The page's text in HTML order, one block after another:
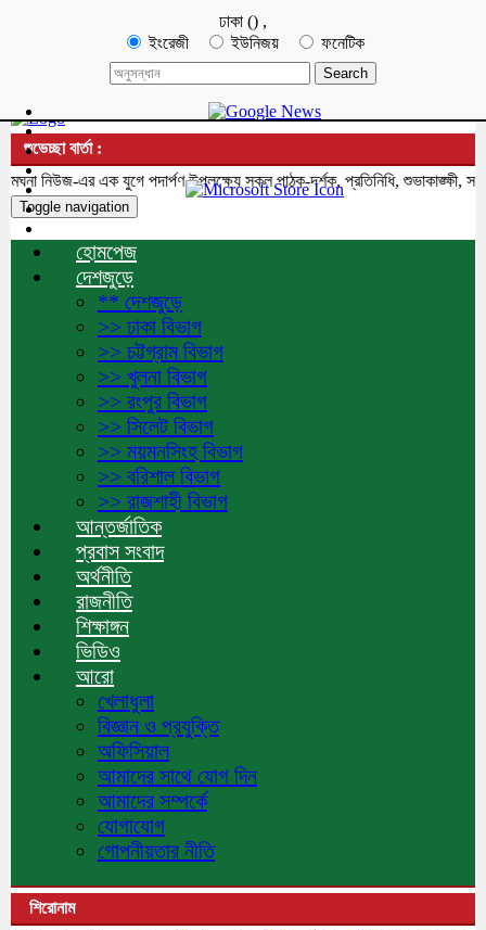
ঢাকা () ,
ইংরেজী
ইউনিজয় ফনেটিক
শুভেচ্ছা বার্তা :
নিউজ-এর এক যুগে পদার্পণ উপলক্ষ্যে সকল পাঠক-দর্শক, প্রতিনিধি, শুভাকাঙ্ক্ষী,
Toggle navigation
হোমপেজ
দেশজুড়ে
** দেশজুড়ে
>> ঢাকা বিভাগ
>> চট্টগ্রাম বিভাগ
>> খুলনা বিভাগ
>> রংপুর বিভাগ
>> সিলেট বিভাগ
>> ময়মনসিংহ বিভাগ
>> বরিশাল বিভাগ
>> রাজশাহী বিভাগ
আন্তর্জাতিক
প্রবাস সংবাদ
অর্থনীতি
রাজনীতি
শিক্ষাঙ্গন
ভিডিও
আরো
খেলাধুলা
বিজ্ঞান ও প্রযুক্তি
অফিসিয়াল
আমাদের সাথে যোগ দিন
আমাদের সম্পর্কে
যোগাযোগ
গোপনীয়তার নীতি
শিরোনাম